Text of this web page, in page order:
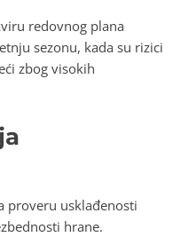
redovnog plana
sezonu, kada su rizici
zbog visokih
proveru usklađenosti
hrane.